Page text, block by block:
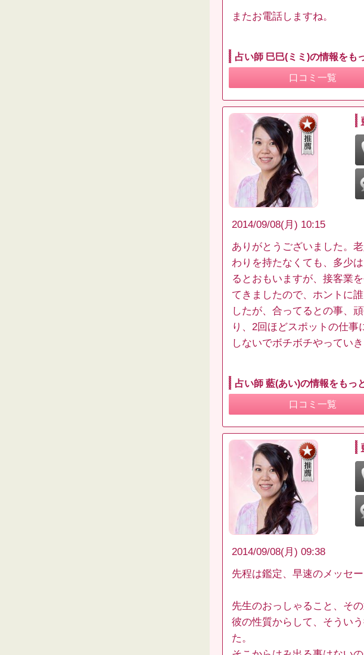
またお電話しますね。
占い師 巳巳(ミミ)の情報をも
口コミ一覧
2014/09/08(月) 10:15
ありがとうございました。
わりを持たなくても、多少
るとおもいますが、接客業
てきましたので、ホントに
したが、合ってるとの事、
り、2回ほどスポットの仕
しないでボチボチやっていき
占い師 藍(あい)の情報をもっ
口コミ一覧
2014/09/08(月) 09:38
先程は鑑定、早速のメッセ
先生のおっしゃること、その
彼の性質からして、そうい
た。